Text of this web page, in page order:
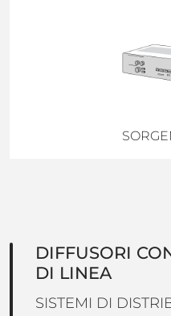
DIFFUSORI
DI LINEA
SISTEMI DI